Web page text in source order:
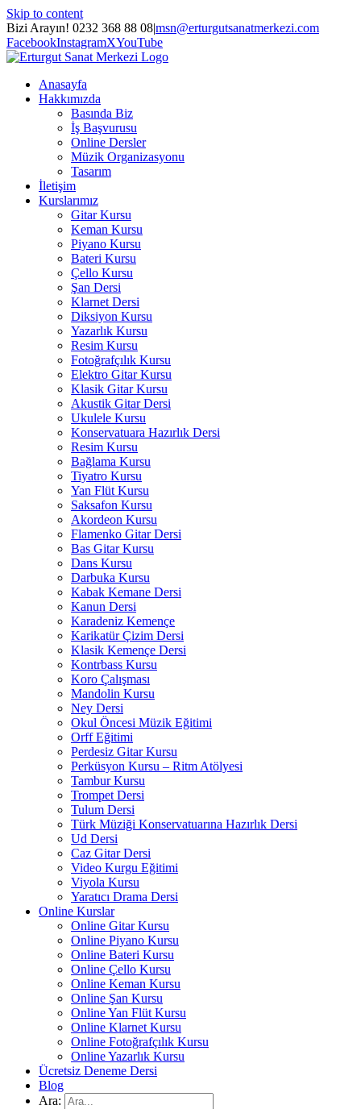
Skip to content
Bizi Arayın! 0232 368 88 08|msn@erturgutsanatmerkezi.com
FacebookInstagramXYouTube
Anasayfa
Hakkımızda
Basında Biz
İş Başvurusu
Online Dersler
Müzik Organizasyonu
Tasarım
İletişim
Kurslarımız
Gitar Kursu
Keman Kursu
Piyano Kursu
Bateri Kursu
Çello Kursu
Şan Dersi
Klarnet Dersi
Diksiyon Kursu
Yazarlık Kursu
Resim Kursu
Fotoğrafçılık Kursu
Elektro Gitar Kursu
Klasik Gitar Kursu
Akustik Gitar Dersi
Ukulele Kursu
Konservatuara Hazırlık Dersi
Resim Kursu
Bağlama Kursu
Tiyatro Kursu
Yan Flüt Kursu
Saksafon Kursu
Akordeon Kursu
Flamenko Gitar Dersi
Bas Gitar Kursu
Dans Kursu
Darbuka Kursu
Kabak Kemane Dersi
Kanun Dersi
Karadeniz Kemençe
Karikatür Çizim Dersi
Klasik Kemençe Dersi
Kontrbass Kursu
Koro Çalışması
Mandolin Kursu
Ney Dersi
Okul Öncesi Müzik Eğitimi
Orff Eğitimi
Perdesiz Gitar Kursu
Perküsyon Kursu – Ritm Atölyesi
Tambur Kursu
Trompet Dersi
Tulum Dersi
Türk Müziği Konservatuarına Hazırlık Dersi
Ud Dersi
Caz Gitar Dersi
Video Kurgu Eğitimi
Viyola Kursu
Yaratıcı Drama Dersi
Online Kurslar
Online Gitar Kursu
Online Piyano Kursu
Online Bateri Kursu
Online Çello Kursu
Online Keman Kursu
Online Şan Kursu
Online Yan Flüt Kursu
Online Klarnet Kursu
Online Fotoğrafçılık Kursu
Online Yazarlık Kursu
Ücretsiz Deneme Dersi
Blog
Ara: